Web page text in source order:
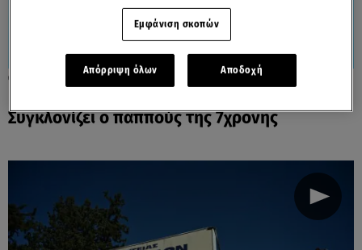
Συγκλονίζει ο παππούς της 7χρονης
Εμφάνιση σκοπών
Απόρριψη όλων Αποδοχή